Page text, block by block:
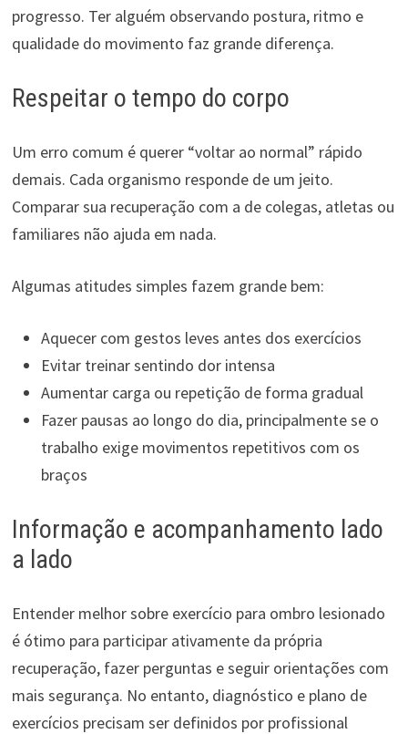
progresso. Ter alguém observando postura, ritmo e
qualidade do movimento faz grande diferença.
Respeitar o tempo do corpo
Um erro comum é querer “voltar ao normal” rápido
demais. Cada organismo responde de um jeito.
Comparar sua recuperação com a de colegas, atletas ou
familiares não ajuda em nada.
Algumas atitudes simples fazem grande bem:
Aquecer com gestos leves antes dos exercícios
Evitar treinar sentindo dor intensa
Aumentar carga ou repetição de forma gradual
Fazer pausas ao longo do dia, principalmente se o
trabalho exige movimentos repetitivos com os
braços
Informação e acompanhamento lado
a lado
Entender melhor sobre exercício para ombro lesionado
é ótimo para participar ativamente da própria
recuperação, fazer perguntas e seguir orientações com
mais segurança. No entanto, diagnóstico e plano de
exercícios precisam ser definidos por profissional